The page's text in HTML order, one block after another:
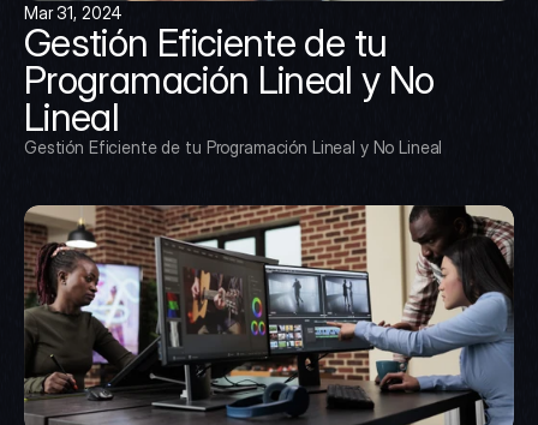
Mar 31, 2024
Gestión Eficiente de tu
Programación Lineal y No
Lineal
Gestión Eficiente de tu Programación Lineal y No Lineal